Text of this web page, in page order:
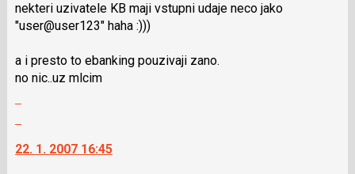
nekteri uzivatele KB maji vstupni udaje neco jako
"user@user123" haha :)))
a i presto to ebanking pouzivaji zano.
no nic..uz mlcim
další
22. 1. 2007 16:45